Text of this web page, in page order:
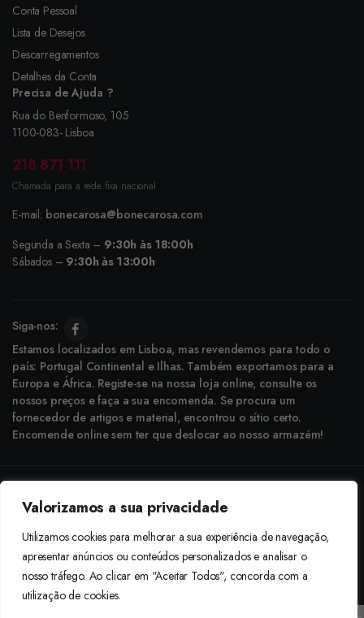
Valorizamos a sua privacidade
Utilizamos cookies para melhorar a sua experiência de navegação,
apresentar anúncios ou conteúdos personalizados e analisar o
nosso tráfego. Ao clicar em "Aceitar Todos", concorda com a
utilização de cookies.
Conta Pessoal
Lista de Desejos
Descarregamentos
Detalhes da Conta
Precisa de Ajuda ?
Rua do Benformoso, 105
1100-083- Lisboa
218 871 111
Chamada para a rede fixa nacional
E-mail: bonecarosa@bonecarosa.com
Segunda a Sexta – 9:30h às 18:00h
Sábados – 9:30h às 13:00h
Siga-nos:
Estamos localizados em Lisboa, mas revendemos para todo o
país: Portugal Continental e Ilhas. Também exportamos para a
Europa e África. Registe-se na nossa loja online, consulte os
nossos preços e faça a sua encomenda. Se procura um
fornecedor de artigos e material, encontrou o sítio certo.
Encomende online sem ter que deslocar ao nosso armazém!
Aceitamos: Transferência Bancária e Envio à Cobrança